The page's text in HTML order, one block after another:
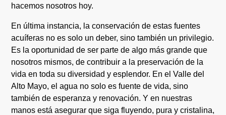
hacemos nosotros hoy.
En última instancia, la conservación de estas fuentes
acuíferas no es solo un deber, sino también un privilegio.
Es la oportunidad de ser parte de algo más grande que
nosotros mismos, de contribuir a la preservación de la
vida en toda su diversidad y esplendor. En el Valle del
Alto Mayo, el agua no solo es fuente de vida, sino
también de esperanza y renovación. Y en nuestras
manos está asegurar que siga fluyendo, pura y cristalina,